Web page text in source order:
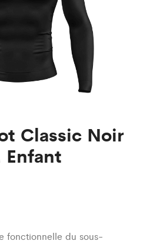
Classic Noir
Enfant
fonctionnelle du sous-